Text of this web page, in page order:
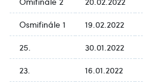
Osmifinále 1
19.02.2022
25.
30.01.2022
23.
16.01.2022